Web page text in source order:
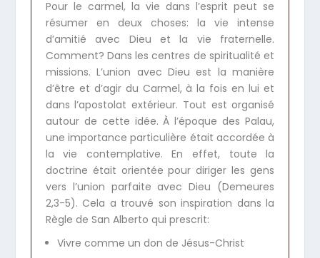
Pour le carmel, la vie dans l’esprit peut se
résumer en deux choses: la vie intense
d’amitié avec Dieu et la vie fraternelle.
Comment? Dans les centres de spiritualité et
missions. L’union avec Dieu est la manière
d’être et d’agir du Carmel, à la fois en lui et
dans l’apostolat extérieur. Tout est organisé
autour de cette idée. À l’époque des Palau,
une importance particulière était accordée à
la vie contemplative. En effet, toute la
doctrine était orientée pour diriger les gens
vers l’union parfaite avec Dieu (Demeures
2,3-5). Cela a trouvé son inspiration dans la
Règle de San Alberto qui prescrit:
Vivre comme un don de Jésus-Christ